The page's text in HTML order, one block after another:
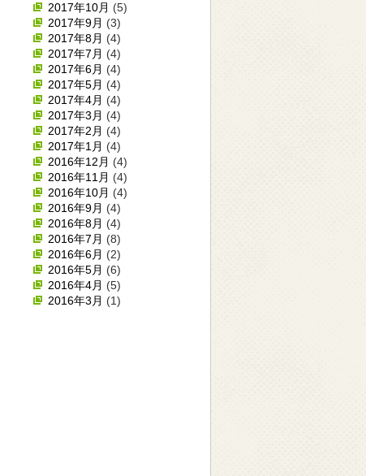
2017年10月 (5)
2017年9月 (3)
2017年8月 (4)
2017年7月 (4)
2017年6月 (4)
2017年5月 (4)
2017年4月 (4)
2017年3月 (4)
2017年2月 (4)
2017年1月 (4)
2016年12月 (4)
2016年11月 (4)
2016年10月 (4)
2016年9月 (4)
2016年8月 (4)
2016年7月 (8)
2016年6月 (2)
2016年5月 (6)
2016年4月 (5)
2016年3月 (1)